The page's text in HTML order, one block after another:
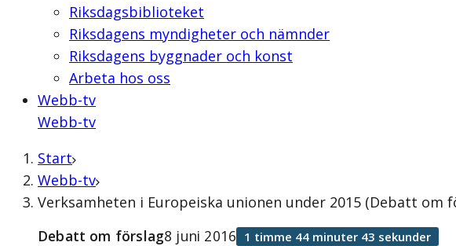
Riksdagsbiblioteket
Riksdagens myndigheter och nämnder
Riksdagens byggnader och konst
Arbeta hos oss
Webb-tv
Webb-tv
Start
Webb-tv
Verksamheten i Europeiska unionen under 2015 (Debatt om
Debatt om förslag8 juni 2016 1 timme 44 minuter 43 sekunder